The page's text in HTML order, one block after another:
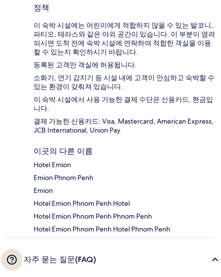
정책
이 숙박 시설에는 어린이에게 적합하지 않을 수 있는 발코니,
파티오, 테라스와 같은 야외 공간이 있습니다. 이 부분이 염려
되시면 도착 전에 숙박 시설에 연락하여 적합한 객실을 이용
할 수 있는지 확인하시기 바랍니다.
등록된 고객만 객실에 허용됩니다.
소화기, 연기 감지기 등 시설 내에 고객이 안심하고 숙박할 수
있는 환경이 갖춰져 있습니다.
이 숙박 시설에서 사용 가능한 결제 수단은 신용카드, 현금입
니다.
결제 가능한 신용카드: Visa, Mastercard, American Express,
JCB International, Union Pay
이곳의 다른 이름
Hotel Emion
Emion Phnom Penh
Emion
Hotel Emion Phnom Penh Hotel
Hotel Emion Phnom Penh Phnom Penh
Hotel Emion Phnom Penh Hotel Phnom Penh
자주 묻는 질문(FAQ)